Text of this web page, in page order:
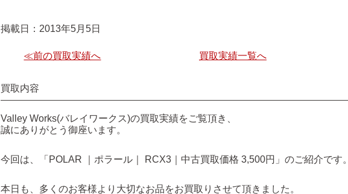
掲載日：2013年5月5日
≪前の買取実績へ 買取実績一覧へ
買取内容
Valley Works(バレイワークス)の買取実績をご覧頂き、
誠にありがとう御座います。
今回は、「POLAR ｜ポラール｜ RCX3｜中古買取価格 3,500円」のご紹介です。
本日も、多くのお客様より大切なお品をお買取りさせて頂きました。